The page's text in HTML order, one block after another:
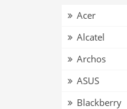
Acer
Alcatel
Archos
ASUS
Blackberry